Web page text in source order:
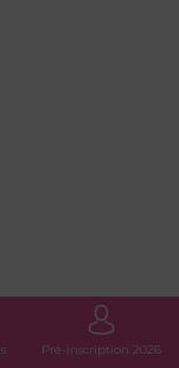
Pré-inscription 2026